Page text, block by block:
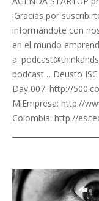
¡Gracias por
informándote con
en el mundo
a:
podcast… Deusto
Day 007: http://
MiEmpresa: http://
Colombia: http://